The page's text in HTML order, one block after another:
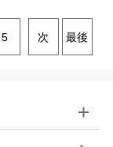
5 次 最後